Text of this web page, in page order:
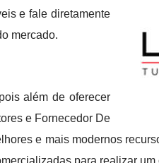
e fale diretamente
mercado.
além de oferecer
e Fornecedor De
e mais modernos
para realizar um